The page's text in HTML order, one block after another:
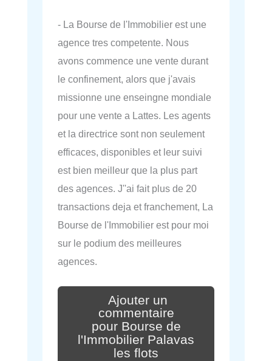
- La Bourse de l'Immobilier est une
agence tres competente. Nous
avons commence une vente durant
le confinement, alors que j'avais
missionne une enseingne mondiale
pour une vente a Lattes. Les agents
et la directrice sont non seulement
efficaces, disponibles et leur suivi
est bien meilleur que la plus part
des agences. J''ai fait plus de 20
transactions deja et franchement, La
Bourse de l'Immobilier est pour moi
sur le podium des meilleures
agences.
Ajouter un
commentaire
pour Bourse de
l'Immobilier Palavas
les flots